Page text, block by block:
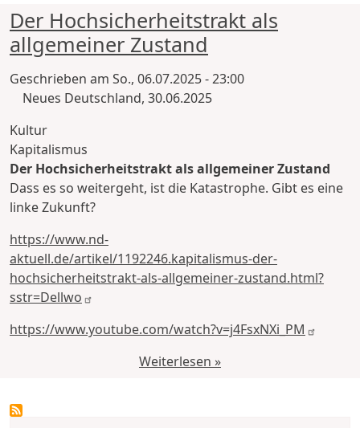
Der Hochsicherheitstrakt als
allgemeiner Zustand
Geschrieben am So., 06.07.2025 - 23:00
Neues Deutschland, 30.06.2025
Kultur
Kapitalismus
Der Hochsicherheitstrakt als allgemeiner Zustand
Dass es so weitergeht, ist die Katastrophe. Gibt es eine
linke Zukunft?
https://www.nd-
aktuell.de/artikel/1192246.kapitalismus-der-
hochsicherheitstrakt-als-allgemeiner-zustand.html?
sstr=Dellwo
https://www.youtube.com/watch?v=j4FsxNXi_PM
Weiterlesen »